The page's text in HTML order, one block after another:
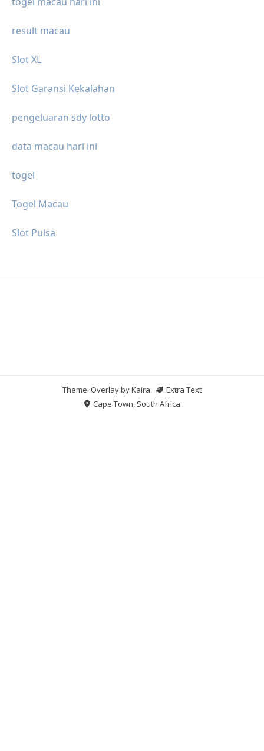
result macau
Slot XL
Slot Garansi Kekalahan
pengeluaran sdy lotto
data macau hari ini
togel
Togel Macau
Slot Pulsa
Theme: Overlay byKaira.
Extra Text
Cape Town, South Africa